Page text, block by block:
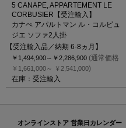
5 CANAPE, APPARTEMENT LE
CORBUSIER【受注輸入】
カナぺ アパルトマン ル・コルビュ
ジエ ソファ2人掛
【受注輸入品／納期 6-8ヵ月】
￥1,494,900～ ￥2,286,900 (通常価格
￥1,661,000～ ￥2,541,000)
在庫：受注輸入
オンラインストア 営業日カレンダー